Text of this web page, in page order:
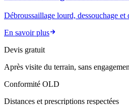
Débroussaillage lourd, dessouchage
En savoir plus
Devis gratuit
Après visite du terrain, sans
Conformité OLD
Distances et prescriptions respectées